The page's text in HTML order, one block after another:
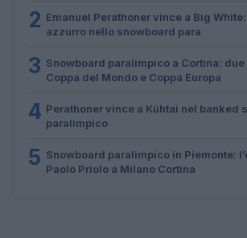
2 Emanuel Perathoner vince a Big
azzurro nello snowboard para
3 Snowboard paralimpico a Cortina:
Coppa del Mondo e Coppa Europa
4 Perathoner vince a Kühtai nel banked
paralimpico
5 Snowboard paralimpico in Piemonte:
Paolo Priolo a Milano Cortina